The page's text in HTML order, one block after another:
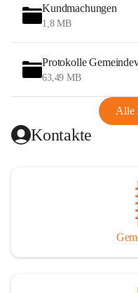
Kundmachungen
1,8 MB
Protokolle
63,49 MB
Alle
Kontakte